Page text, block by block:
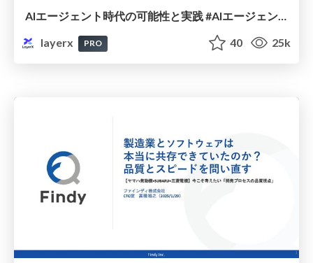
AIエージェント時代の可能性と実践 #AIエージェント_findy
layerx
PRO 40 25k